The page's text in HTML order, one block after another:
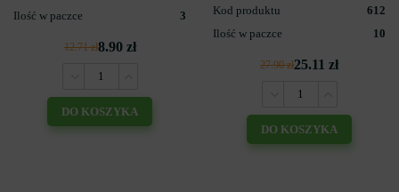
Ilość w paczce
3
12.71 zł8.90 zł
DO KOSZYKA
Kod produktu
612
Ilość w paczce
10
27.90 zł25.11 zł
DO KOSZYKA